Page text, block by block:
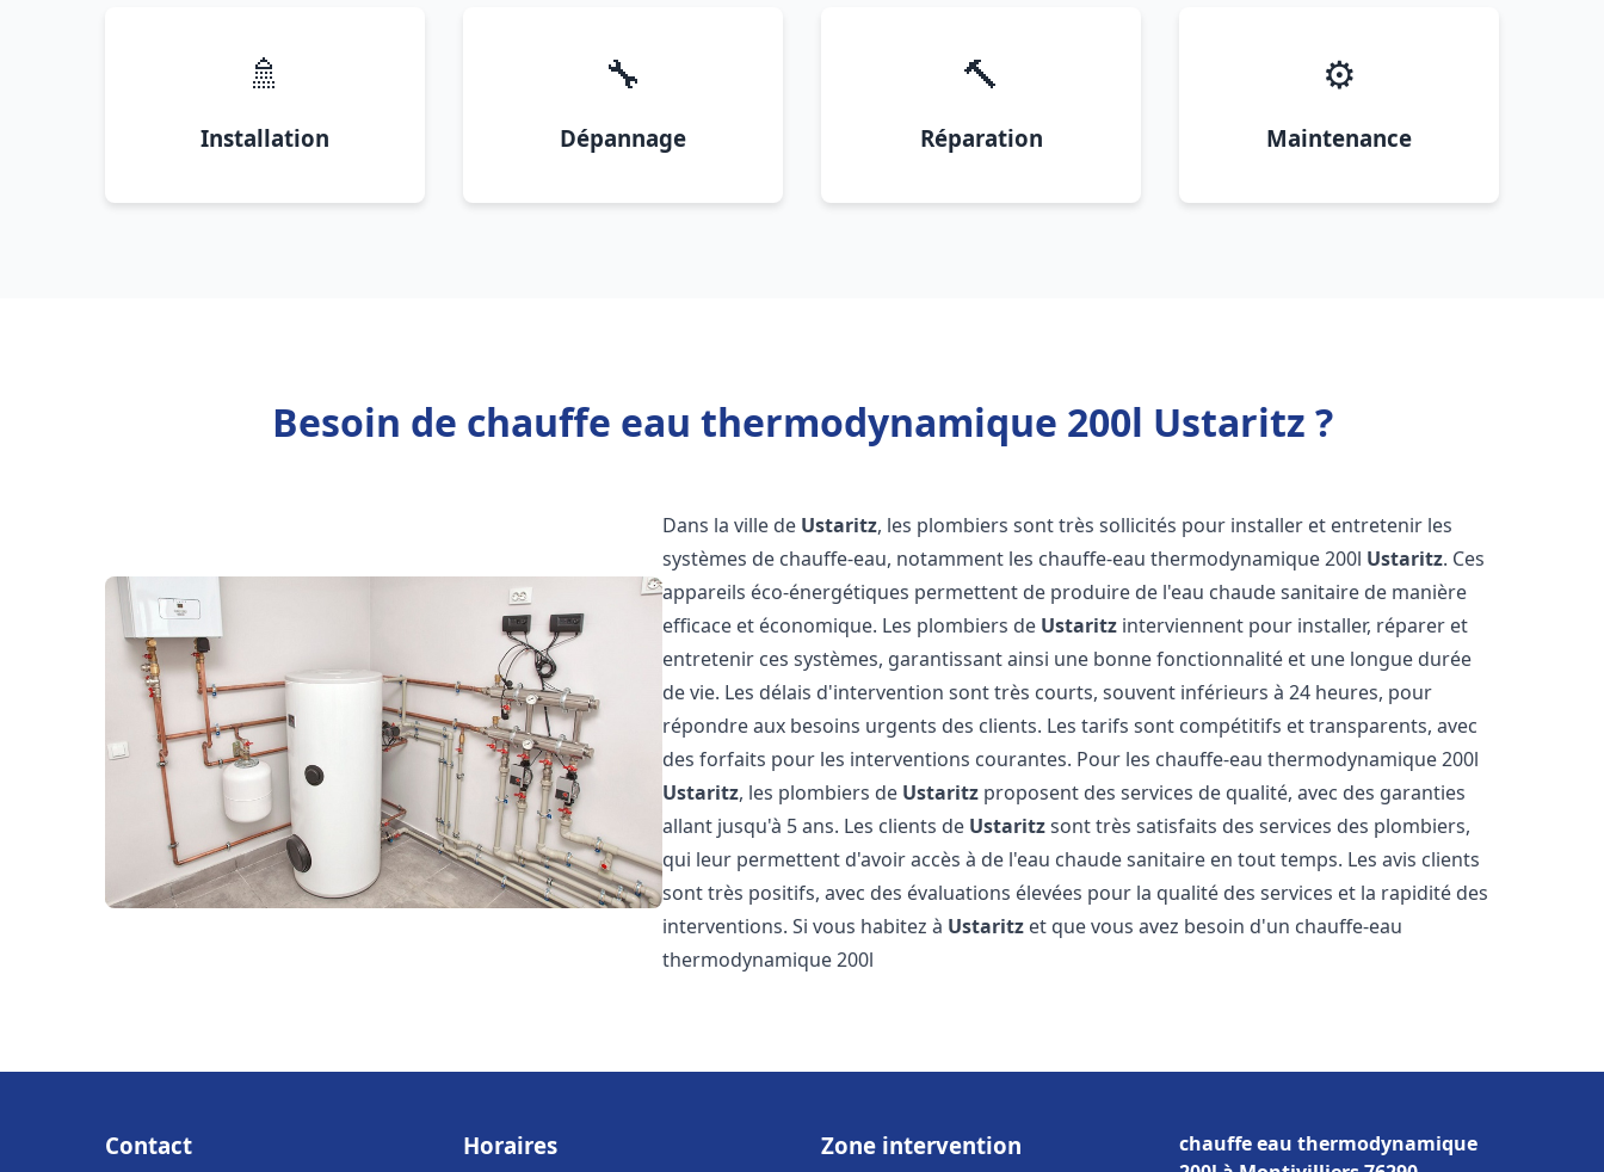
🚿
Installation
🔧
Dépannage
🔨
Réparation
⚙️
Maintenance
Besoin de chauffe eau thermodynamique 200l Ustaritz ?
Dans la ville de Ustaritz, les plombiers sont très sollicités pour installer et entretenir les
systèmes de chauffe-eau, notamment les chauffe-eau thermodynamique 200l Ustaritz. Ces
appareils éco-énergétiques permettent de produire de l'eau chaude sanitaire de manière
efficace et économique. Les plombiers de Ustaritz interviennent pour installer, réparer et
entretenir ces systèmes, garantissant ainsi une bonne fonctionnalité et une longue durée
de vie. Les délais d'intervention sont très courts, souvent inférieurs à 24 heures, pour
répondre aux besoins urgents des clients. Les tarifs sont compétitifs et transparents, avec
des forfaits pour les interventions courantes. Pour les chauffe-eau thermodynamique 200l
Ustaritz, les plombiers de Ustaritz proposent des services de qualité, avec des garanties
allant jusqu'à 5 ans. Les clients de Ustaritzsont très satisfaits des services des plombiers,
qui leur permettent d'avoir accès à de l'eau chaude sanitaire en tout temps. Les avis clients
sont très positifs, avec des évaluations élevées pour la qualité des services et la rapidité des
interventions. Si vous habitez à Ustaritz et que vous avez besoin d'un chauffe-eau
thermodynamique 200l
Contact Horaires Zone intervention
chauffe eau thermodynamique